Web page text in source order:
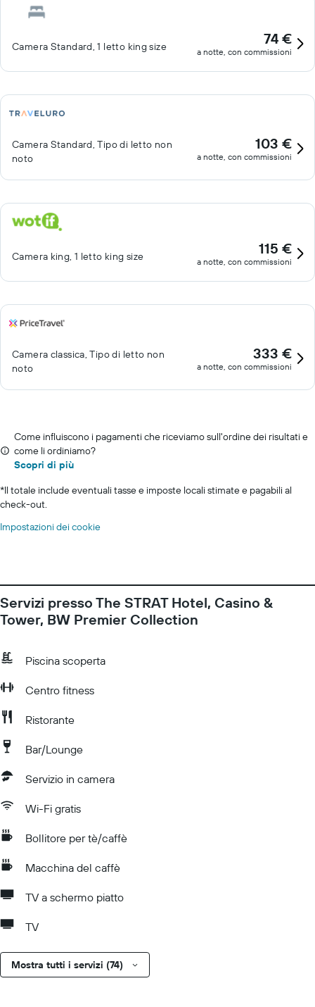
Camera Standard, 1 letto king size 74 €
a notte, con commissioni
Camera Standard, Tipo di letto non
noto
103 €
a notte, con commissioni
Camera king, 1 letto king size 115 €
a notte, con commissioni
Camera classica, Tipo di letto non
noto
333 €
a notte, con commissioni
Come influiscono i pagamenti che riceviamo sull'ordine dei risultati e
come li ordiniamo?
Scopri di più
*Il totale include eventuali tasse e imposte locali stimate e pagabili al
check-out.
Impostazioni dei cookie
Servizi presso The STRAT Hotel, Casino &
Tower, BW Premier Collection
Piscina scoperta
Centro fitness
Ristorante
Bar/Lounge
Servizio in camera
Wi-Fi gratis
Bollitore per tè/caffè
Macchina del caffè
TV a schermo piatto
TV
Mostra tutti i servizi (74)